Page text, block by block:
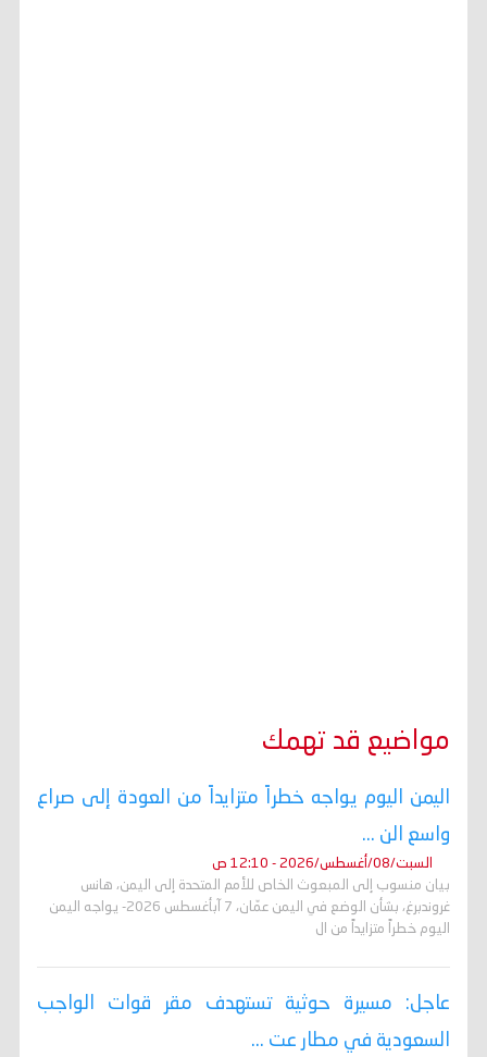
مواضيع قد تهمك
اليمن اليوم يواجه خطراً متزايداً من العودة إلى صراع
واسع الن ...
السبت/08/أغسطس/2026 - 12:10 ص
بيان منسوب إلى المبعوث الخاص للأمم المتحدة إلى اليمن، هانس
غروندبرغ، بشأن الوضع في اليمن عمّان، 7 آبأغسطس 2026- يواجه اليمن
اليوم خطراً متزايداً من ال
عاجل: مسيرة حوثية تستهدف مقر قوات الواجب
السعودية في مطار عت ...